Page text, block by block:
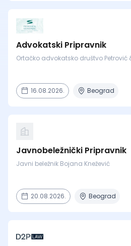
Advokatski Pripravnik
Ortačko advokatsko društvo Petrović
16.08.2026. Beograd
Javnobeležnički Pripravnik
Javni beležnik Bojana Knežević
20.08.2026. Beograd